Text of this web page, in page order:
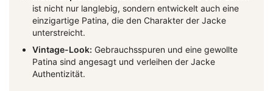
ist nicht nur langlebig, sondern entwickelt auch eine
einzigartige Patina, die den Charakter der Jacke
unterstreicht.
Vintage-Look: Gebrauchsspuren und eine gewollte
Patina sind angesagt und verleihen der Jacke
Authentizität.